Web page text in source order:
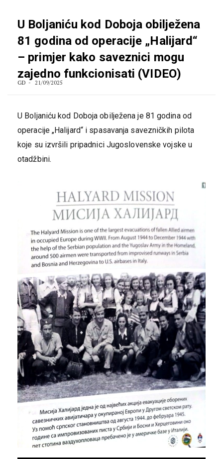
U Boljaniću kod Doboja obilježena
81 godina od operacije „Halijard“
– primjer kako saveznici mogu
zajedno funkcionisati (VIDEO)
GD 21/09/2025
U Boljaniću kod Doboja obilježena je 81 godina od
operacije „Halijard“ i spasavanja savezničkih pilota
koje su izvršili pripadnici Јugoslovenske vojske u
otadžbini.